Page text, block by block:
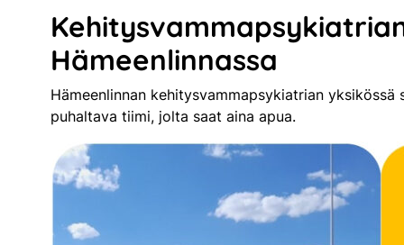
Hämeenlinnassa
Hämeenlinnan kehitysvammapsykiatrian
puhaltava tiimi, jolta saat aina apua.